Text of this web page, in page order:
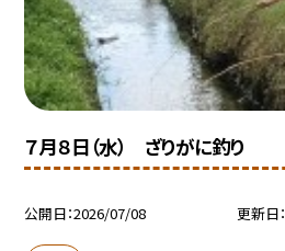
７月８日（水） ざりがに釣り
公開日 2026/07/08 更新日